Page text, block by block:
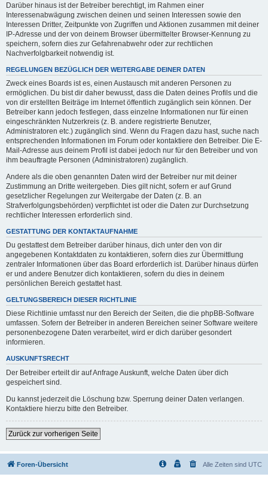
Darüber hinaus ist der Betreiber berechtigt, im Rahmen einer
Interessenabwägung zwischen deinen und seinen Interessen sowie den
Interessen Dritter, Zeitpunkte von Zugriffen und Aktionen zusammen mit deiner
IP-Adresse und der von deinem Browser übermittelter Browser-Kennung zu
speichern, sofern dies zur Gefahrenabwehr oder zur rechtlichen
Nachverfolgbarkeit notwendig ist.
REGELUNGEN BEZÜGLICH DER WEITERGABE DEINER DATEN
Zweck eines Boards ist es, einen Austausch mit anderen Personen zu
ermöglichen. Du bist dir daher bewusst, dass die Daten deines Profils und die
von dir erstellten Beiträge im Internet öffentlich zugänglich sein können. Der
Betreiber kann jedoch festlegen, dass einzelne Informationen nur für einen
eingeschränkten Nutzerkreis (z. B. andere registrierte Benutzer,
Administratoren etc.) zugänglich sind. Wenn du Fragen dazu hast, suche nach
entsprechenden Informationen im Forum oder kontaktiere den Betreiber. Die E-
Mail-Adresse aus deinem Profil ist dabei jedoch nur für den Betreiber und von
ihm beauftragte Personen (Administratoren) zugänglich.
Andere als die oben genannten Daten wird der Betreiber nur mit deiner
Zustimmung an Dritte weitergeben. Dies gilt nicht, sofern er auf Grund
gesetzlicher Regelungen zur Weitergabe der Daten (z. B. an
Strafverfolgungsbehörden) verpflichtet ist oder die Daten zur Durchsetzung
rechtlicher Interessen erforderlich sind.
GESTATTUNG DER KONTAKTAUFNAHME
Du gestattest dem Betreiber darüber hinaus, dich unter den von dir
angegebenen Kontaktdaten zu kontaktieren, sofern dies zur Übermittlung
zentraler Informationen über das Board erforderlich ist. Darüber hinaus dürfen
er und andere Benutzer dich kontaktieren, sofern du dies in deinem
persönlichen Bereich gestattet hast.
GELTUNGSBEREICH DIESER RICHTLINIE
Diese Richtlinie umfasst nur den Bereich der Seiten, die die phpBB-Software
umfassen. Sofern der Betreiber in anderen Bereichen seiner Software weitere
personenbezogene Daten verarbeitet, wird er dich darüber gesondert
informieren.
AUSKUNFTSRECHT
Der Betreiber erteilt dir auf Anfrage Auskunft, welche Daten über dich
gespeichert sind.
Du kannst jederzeit die Löschung bzw. Sperrung deiner Daten verlangen.
Kontaktiere hierzu bitte den Betreiber.
Zurück zur vorherigen Seite
Foren-Übersicht Alle Zeiten sind UTC